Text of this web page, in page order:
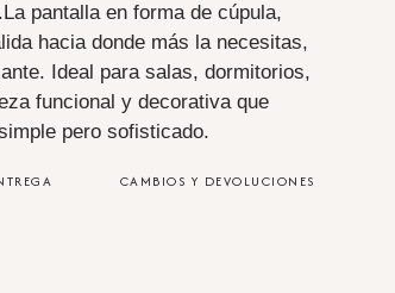
La pantalla en forma de cúpula,
hacia donde más la necesitas,
Ideal para salas, dormitorios,
funcional y decorativa que
pero sofisticado.
CAMBIOS Y DEVOLUCIONES